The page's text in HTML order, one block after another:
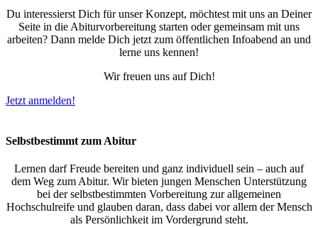
Du interessierst Dich für unser Konzept, möchtest mit uns an Deiner
Seite in die Abiturvorbereitung starten oder gemeinsam mit uns
arbeiten? Dann melde Dich jetzt zum öffentlichen Infoabend an und
lerne uns kennen!
Wir freuen uns auf Dich!
Jetzt anmelden!
Selbstbestimmt zum Abitur
Lernen darf Freude bereiten und ganz individuell sein – auch auf
dem Weg zum Abitur. Wir bieten jungen Menschen Unterstützung
bei der selbstbestimmten Vorbereitung zur allgemeinen
Hochschulreife und glauben daran, dass dabei vor allem der Mensch
als Persönlichkeit im Vordergrund steht.